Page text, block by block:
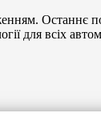
Останнє
для всіх